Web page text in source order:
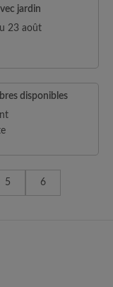
jardin
23 août
disponibles
5 6